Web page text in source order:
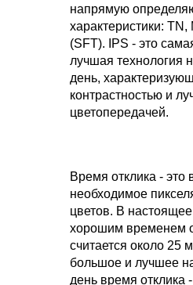
напрямую
характеристики: TN,
(SFT). IPS - это
лучшая технология
день,
контрастностью и
цветопередачей.
Время отклика - это
необходимое
цветов. В
хорошим временем
считается около 25
большое и лучшее
день время отклика